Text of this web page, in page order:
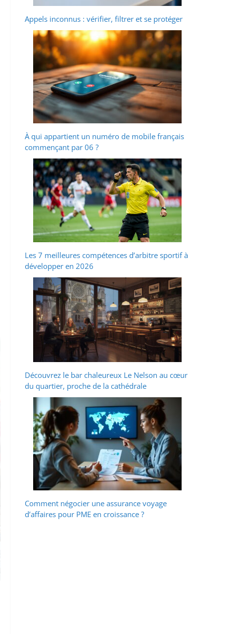
Appels inconnus : vérifier, filtrer et se protéger
À qui appartient un numéro de mobile français
commençant par 06 ?
Les 7 meilleures compétences d’arbitre sportif à
développer en 2026
Découvrez le bar chaleureux Le Nelson au cœur
du quartier, proche de la cathédrale
Comment négocier une assurance voyage
d’affaires pour PME en croissance ?